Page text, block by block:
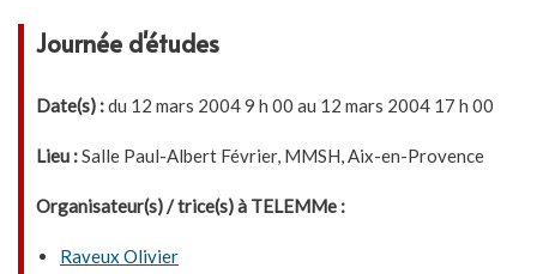
Journée d'études
Date(s) :du 12 mars 2004 9 h 00 au 12 mars 2004 17 h 00
Lieu :Salle Paul-Albert Février, MMSH, Aix-en-Provence
Organisateur(s) / trice(s) à TELEMMe :
Raveux Olivier